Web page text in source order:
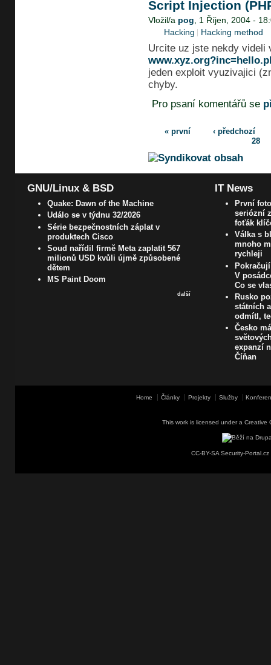
Script Injection
Vložil/a pog , 1 Říjen, 2004 -
Hacking
Hacking method
Urcite uz jste nekdy videli
jeden exploit vyuzivajici
chyby.
Pro psaní komentářů se
« první
‹ předchozí
28
GNU/Linux & BSD
Quake: Dawn of the Machine
Událo se v týdnu 32/2026
Série bezpečnostních záplat v
produktech Cisco
Soud nařídil firmě Meta zaplatit 567
milionů USD kvůli újmě způsobené
dětem
MS Paint Doom
další
IT News
První
seriózní
foťák
Válka s
mnoho
rychleji
V
Co se
Rusko
státních
odmítl,
Česko
expanzí
Číňan
Home Články Projekty Služby
This work is licensed under a Creative
CC-BY-SA Security-